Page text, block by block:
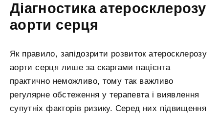
Діагностика атеросклерозу
аорти серця
Як правило, запідозрити розвиток атеросклерозу
аорти серця лише за скаргами пацієнта
практично неможливо, тому так важливо
регулярне обстеження у терапевта і виявлення
супутніх факторів ризику. Серед них підвищення